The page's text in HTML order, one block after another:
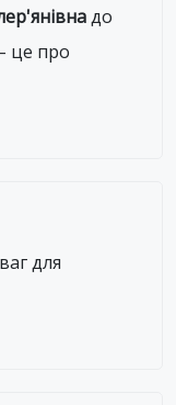
до
це про
для